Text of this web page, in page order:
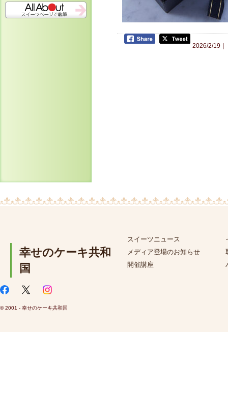
2026/2/19｜
幸せのケーキ共和
国
スイーツニュース
メディア登場のお知らせ
開催講座
© 2001 - 幸せのケーキ共和国